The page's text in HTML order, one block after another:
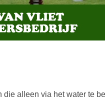
die alleen via het water te